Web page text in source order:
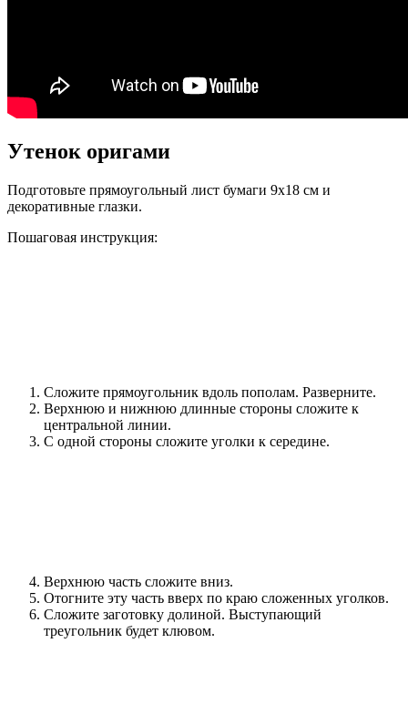
Утенок оригами
Подготовьте прямоугольный лист бумаги 9х18 см и
декоративные глазки.
Пошаговая инструкция:
Сложите прямоугольник вдоль пополам. Разверните.
Верхнюю и нижнюю длинные стороны сложите к
центральной линии.
С одной стороны сложите уголки к середине.
Верхнюю часть сложите вниз.
Отогните эту часть вверх по краю сложенных уголков.
Сложите заготовку долиной. Выступающий
треугольник будет клювом.